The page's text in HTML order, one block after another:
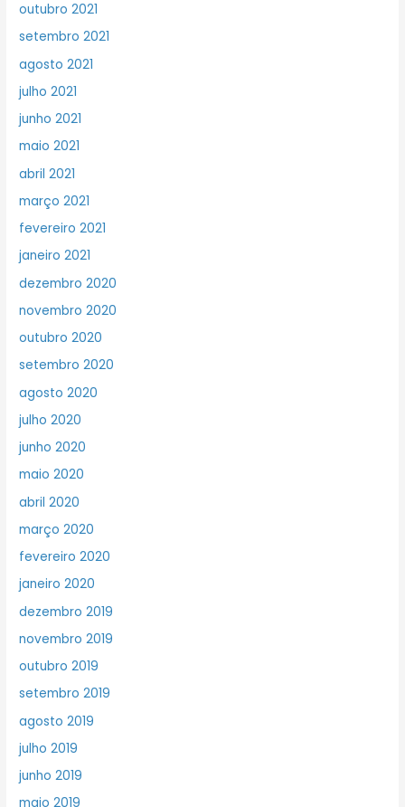
outubro 2021
setembro 2021
agosto 2021
julho 2021
junho 2021
maio 2021
abril 2021
março 2021
fevereiro 2021
janeiro 2021
dezembro 2020
novembro 2020
outubro 2020
setembro 2020
agosto 2020
julho 2020
junho 2020
maio 2020
abril 2020
março 2020
fevereiro 2020
janeiro 2020
dezembro 2019
novembro 2019
outubro 2019
setembro 2019
agosto 2019
julho 2019
junho 2019
maio 2019